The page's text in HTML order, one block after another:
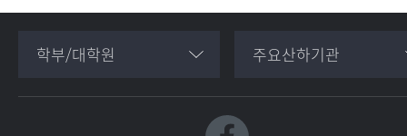
학부/대학원 주요산하기관